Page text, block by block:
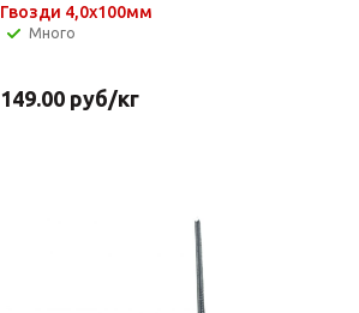
Гвозди 4,0х100мм
Много
149.00руб/кг